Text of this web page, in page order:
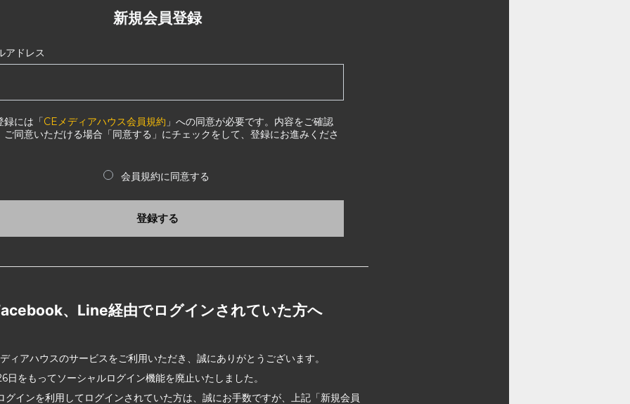
新規会員登録
アドレス
録には「CEメディアハウス会員規約 」への同意が必要です。内容をご確認
ご同意いただける場合「同意する」にチェックをして、登録にお進みくださ
会員規約に同意する
登録する
、Line経由でログインされていた方へ
ィアハウスのサービスをご利用いただき、誠にありがとうございます。
日をもってソーシャルログイン機能を廃止いたしました。
グインを利用してログインされていた方は、誠にお手数ですが、上記「新規会員